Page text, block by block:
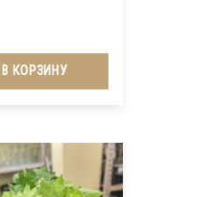
В КОРЗИНУ